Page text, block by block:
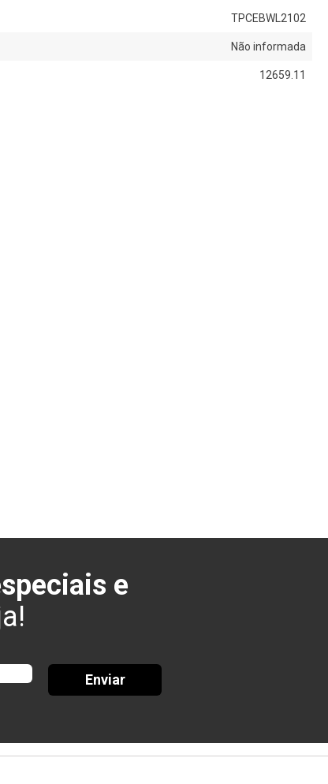
TPCEBWL2102
Não informada
12659.11
e
Enviar